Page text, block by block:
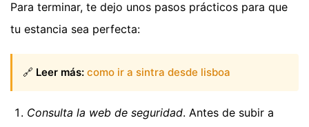
Para terminar, te dejo unos pasos prácticos para que
tu estancia sea perfecta:
🔗 Leer más: como ir a sintra desde lisboa
Consulta la web de seguridad. Antes de subir a